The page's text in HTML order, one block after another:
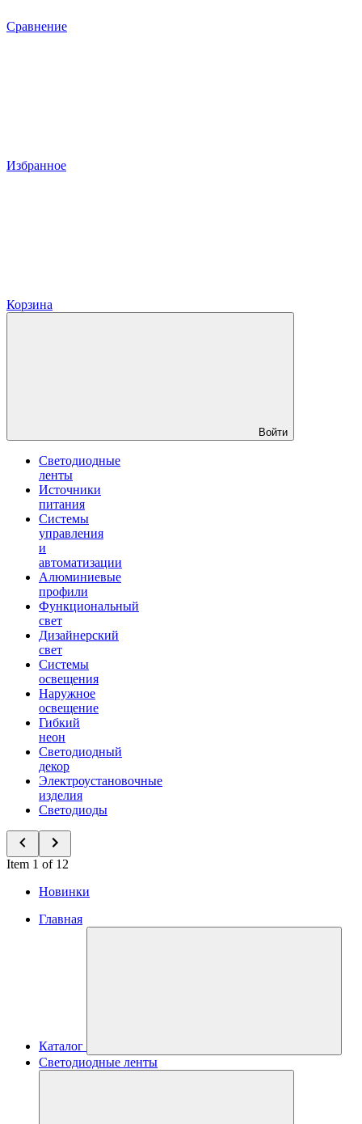
Сравнение
Избранное
Корзина
Войти
Светодиодные
ленты
Источники
питания
Системы
управления
и
автоматизации
Алюминиевые
профили
Функциональный
свет
Дизайнерский
свет
Системы
освещения
Наружное
освещение
Гибкий
неон
Светодиодный
декор
Электроустановочные
изделия
Светодиоды
Item 1 of 12
Новинки
Главная
Каталог
Светодиодные ленты